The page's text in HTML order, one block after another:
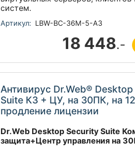
систем.
Артикул: LBW-BC-36M-5-A3
18 448.-
Антивирус Dr.Web®
Suite КЗ + ЦУ, на 30ПК, на
продление лицензии
Dr.Web Desktop Security Suite
защита+Центр управления на